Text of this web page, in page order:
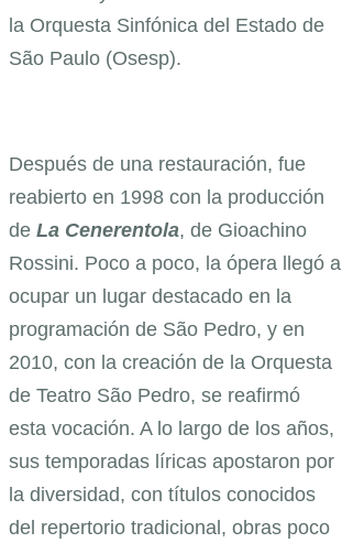
la Orquesta Sinfónica del Estado de
São Paulo (Osesp).
Después de una restauración, fue
reabierto en 1998 con la producción
de La Cenerentola, de Gioachino
Rossini. Poco a poco, la ópera llegó a
ocupar un lugar destacado en la
programación de São Pedro, y en
2010, con la creación de la Orquesta
de Teatro São Pedro, se reafirmó
esta vocación. A lo largo de los años,
sus temporadas líricas apostaron por
la diversidad, con títulos conocidos
del repertorio tradicional, obras poco